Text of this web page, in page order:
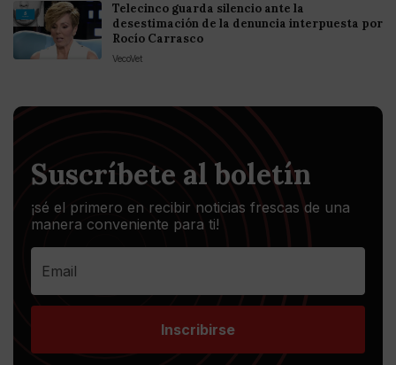
Telecinco guarda silencio ante la
desestimación de la denuncia interpuesta por
Rocío Carrasco
VecoVet
Suscríbete al boletín
¡sé el primero en recibir noticias frescas de una
manera conveniente para ti!
Inscribirse